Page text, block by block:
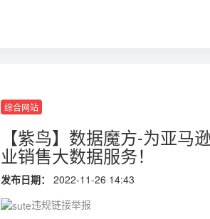
综合网站
【紫鸟】数据魔方-为亚马
业销售大数据服务！
发布日期：
2022-11-26 14:43
违规链接举报